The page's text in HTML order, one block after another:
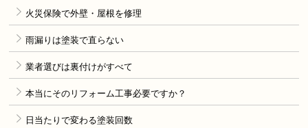
火災保険で外壁・屋根を修理
雨漏りは塗装で直らない
業者選びは裏付けがすべて
本当にそのリフォーム工事必要ですか？
日当たりで変わる塗装回数